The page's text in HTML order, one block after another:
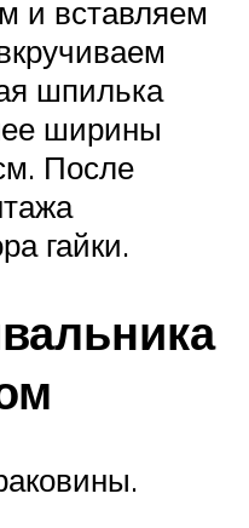
и вставляем
шпилька
ширины
После
гайки.